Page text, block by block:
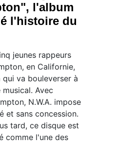
l'album
l'histoire du
jeunes rappeurs
en Californie,
va bouleverser à
Avec
N.W.A. impose
et sans concession.
tard, ce disque est
comme l'une des